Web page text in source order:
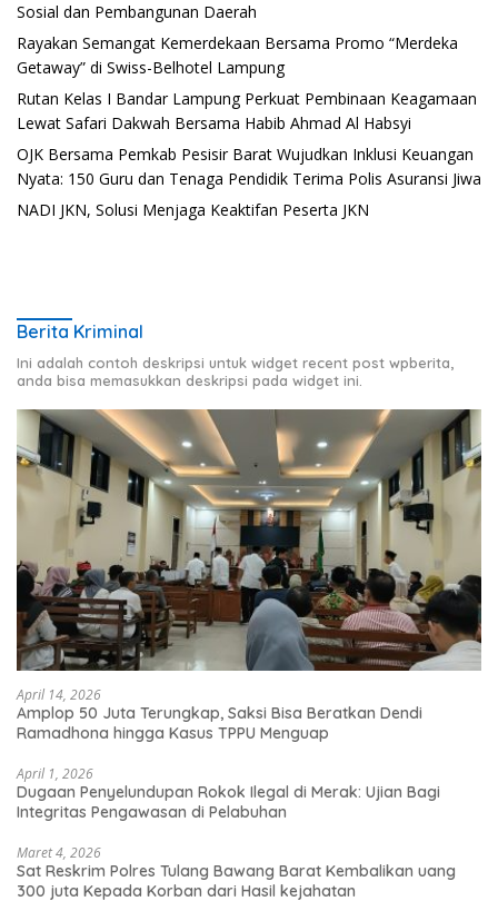
Sosial dan Pembangunan Daerah
Rayakan Semangat Kemerdekaan Bersama Promo “Merdeka
Getaway” di Swiss-Belhotel Lampung
Rutan Kelas I Bandar Lampung Perkuat Pembinaan Keagamaan
Lewat Safari Dakwah Bersama Habib Ahmad Al Habsyi
OJK Bersama Pemkab Pesisir Barat Wujudkan Inklusi Keuangan
Nyata: 150 Guru dan Tenaga Pendidik Terima Polis Asuransi Jiwa
NADI JKN, Solusi Menjaga Keaktifan Peserta JKN
Berita Kriminal
Ini adalah contoh deskripsi untuk widget recent post wpberita,
anda bisa memasukkan deskripsi pada widget ini.
April 14, 2026
Amplop 50 Juta Terungkap, Saksi Bisa Beratkan Dendi
Ramadhona hingga Kasus TPPU Menguap
April 1, 2026
Dugaan Penyelundupan Rokok Ilegal di Merak: Ujian Bagi
Integritas Pengawasan di Pelabuhan
Maret 4, 2026
Sat Reskrim Polres Tulang Bawang Barat Kembalikan uang
300 juta Kepada Korban dari Hasil kejahatan